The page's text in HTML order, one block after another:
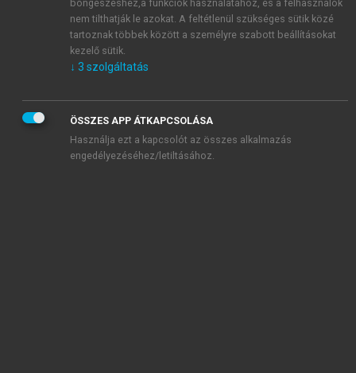
mersz.huoldalak licencszerződéseiben foglaltakat
tudomásul veszem és elfogadom.
KIPRÓBÁLOM
böngészéshez,a funkciók használatához, és a felhasználók
nem tilthatják le azokat. A feltétlenül szükséges sütik közé
tartoznak többek között a személyre szabott beállításokat
kezelő sütik.
↓ 3 szolgáltatás
ÖSSZES APP ÁTKAPCSOLÁSA
Használja ezt a kapcsolót az összes alkalmazás
engedélyezéséhez/letiltásához.